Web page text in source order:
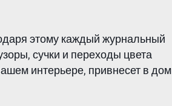
этому каждый журнальный
сучки и переходы цвета
интерьере, привнесет в дом